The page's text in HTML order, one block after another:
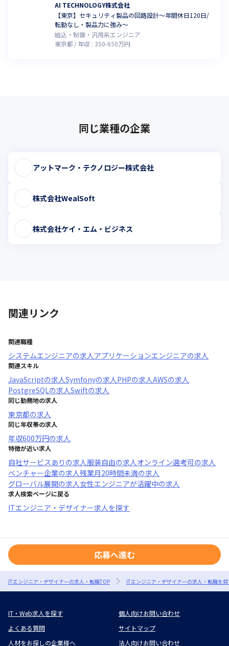
AI TECHNOLOGY株式会社
【東京】セキュリティ製品の回路設計～年間休日120日/
転勤なし・製品力に強み～
組込・制御・汎用系エンジニア
東京都
年収 : 350-650万円
同じ業種の企業
アットマーク・テクノロジー株式会社
株式会社WealSoft
株式会社ケイ・エム・ビジネス
関連リンク
関連職種
システムエンジニアの求人アプリケーションエンジニアの求人
関連スキル
JavaScriptの求人Symfonyの求人PHPの求人AWSの求人
PostgreSQLの求人Swiftの求人
同じ勤務地の求人
東京都の求人
同じ年収帯の求人
年収600万円の求人
特徴が近い求人
自社サービスあり の求人服装自由の求人オンライン選考可の求人
ベンチャー企業の求人残業月20時間未満の求人
グローバル展開の求人女性エンジニアが活躍中の求人
求人検索ページに戻る
ITエンジニア・デザイナー求人を探す
応募へ進む
ITエンジニア・デザイナーの求人・転職TOP ITエンジニア・デザイナーの求人・転職を
IT・Web求人を探す
個人向けお問い合わせ
よくある質問
サイトマップ
人材をお探しの企業様へ
法人向けお問い合わせ